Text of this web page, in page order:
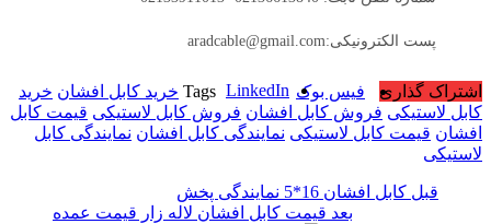
پست الکترونیکی:aradcable@gmail.com
اشتراک گذاری فیس بوک LinkedIn
Tags خرید کابل افشان خرید
کابل لاستیکی فروش کابل افشان فروش کابل لاستیکی قیمت کابل
افشان قیمت کابل لاستیکی نمایندگی کابل افشان نمایندگی کابل
لاستیکی
قبل کابل افشان 16*5 نمایندگی پخش
بعد قیمت کابل افشان لاله زار قیمت عمده